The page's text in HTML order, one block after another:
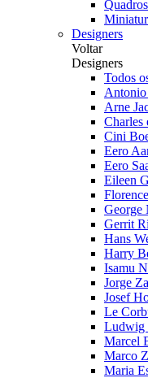
Designers
Voltar
Designers
Todos
Arne
Charles
Cini
Eero
Eero
Eileen
George
Gerrit
Hans
Harry
Isamu
Jorge
Josef
Le
Ludwig
Marcel
Marco
Maria